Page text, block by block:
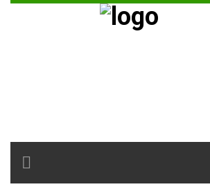
Toggle
navigation